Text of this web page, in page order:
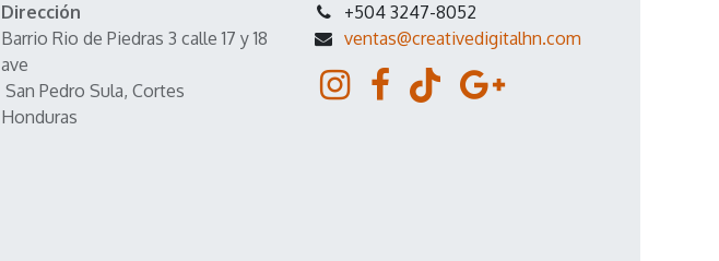
Dirección
Barrio Rio de Piedras 3 calle 17 y 18
ave
San Pedro Sula, Cortes
Honduras
+504 3247-8052
ventas@creativedigitalhn.com